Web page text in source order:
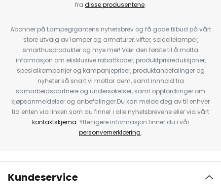
fra disse produsentene.
Abonner på Lampegigantens nyhetsbrev og få gode tilbud på vårt
store utvalg av lamper og armaturer, vifter, solcellelamper,
smarthusprodukter og mye mer! Vær den første til å motta
informasjon om eksklusive rabattkoder, produktprisreduksjoner,
spesialkampanjer og kampanjepriser, produktanbefalinger og
nyheter så snart vi mottar dem, samt innhold fra
samarbeidspartnere og undersøkelser, samt oppfordringer om
kjøpsanmeldelser og anbefalinger.Du kan melde deg av til enhver
tid enten via linken som du finner i alle nyhetsbrevene eller via vårt
kontaktskjema. Ytterligere informasjon finner du i vår
personvernerklæring.
Kundeservice